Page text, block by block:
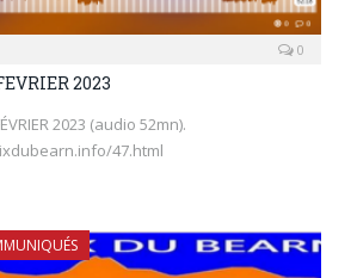
0
2023
2023 (audio 52mn).
47.html